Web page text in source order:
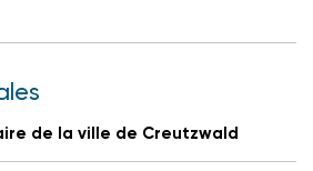
de la ville de Creutzwald